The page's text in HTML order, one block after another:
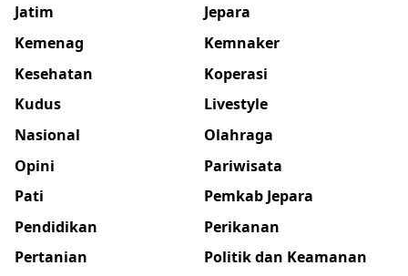
Jatim
Jepara
Kemenag
Kemnaker
Kesehatan
Koperasi
Kudus
Livestyle
Nasional
Olahraga
Opini
Pariwisata
Pati
Pemkab Jepara
Pendidikan
Perikanan
Pertanian
Politik dan Keamanan